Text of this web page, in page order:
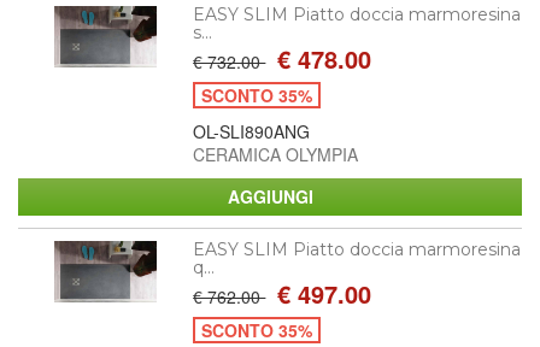
EASY SLIM Piatto doccia marmoresina
s...
€ 732.00 € 478.00
SCONTO 35%
OL-SLI890ANG
CERAMICA OLYMPIA
EASY SLIM Piatto doccia marmoresina
q...
€ 762.00 € 497.00
SCONTO 35%